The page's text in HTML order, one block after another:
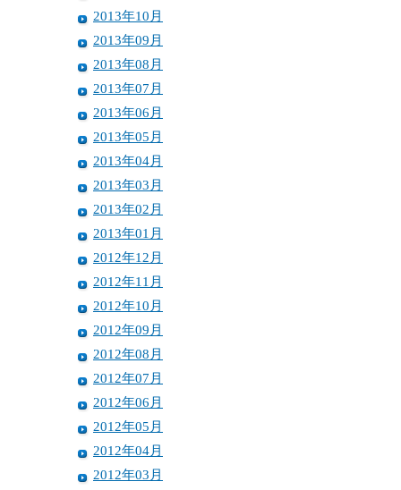
2013年10月
2013年09月
2013年08月
2013年07月
2013年06月
2013年05月
2013年04月
2013年03月
2013年02月
2013年01月
2012年12月
2012年11月
2012年10月
2012年09月
2012年08月
2012年07月
2012年06月
2012年05月
2012年04月
2012年03月